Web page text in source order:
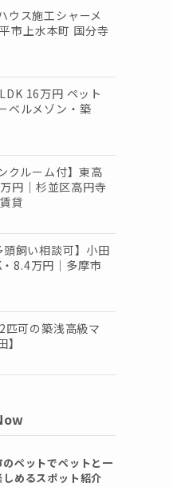
ウス施工シャーメ
市上水本町 国分寺
16万円 ペット
ベルメゾン・築
クルーム付】東高
円｜杉並区高円寺
貸
飼い相談可】小田
8.4万円｜多摩市
匹可の築浅高級マ
のペットでペットと一
しめるスポット紹介